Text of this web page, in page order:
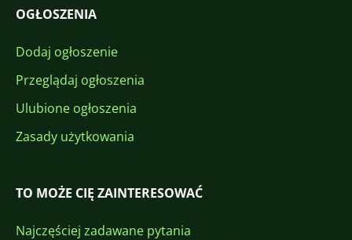
OGŁOSZENIA
Dodaj ogłoszenie
Przeglądaj ogłoszenia
Ulubione ogłoszenia
Zasady użytkowania
TO MOŻE CIĘ ZAINTERESOWAĆ
Najczęściej zadawane pytania